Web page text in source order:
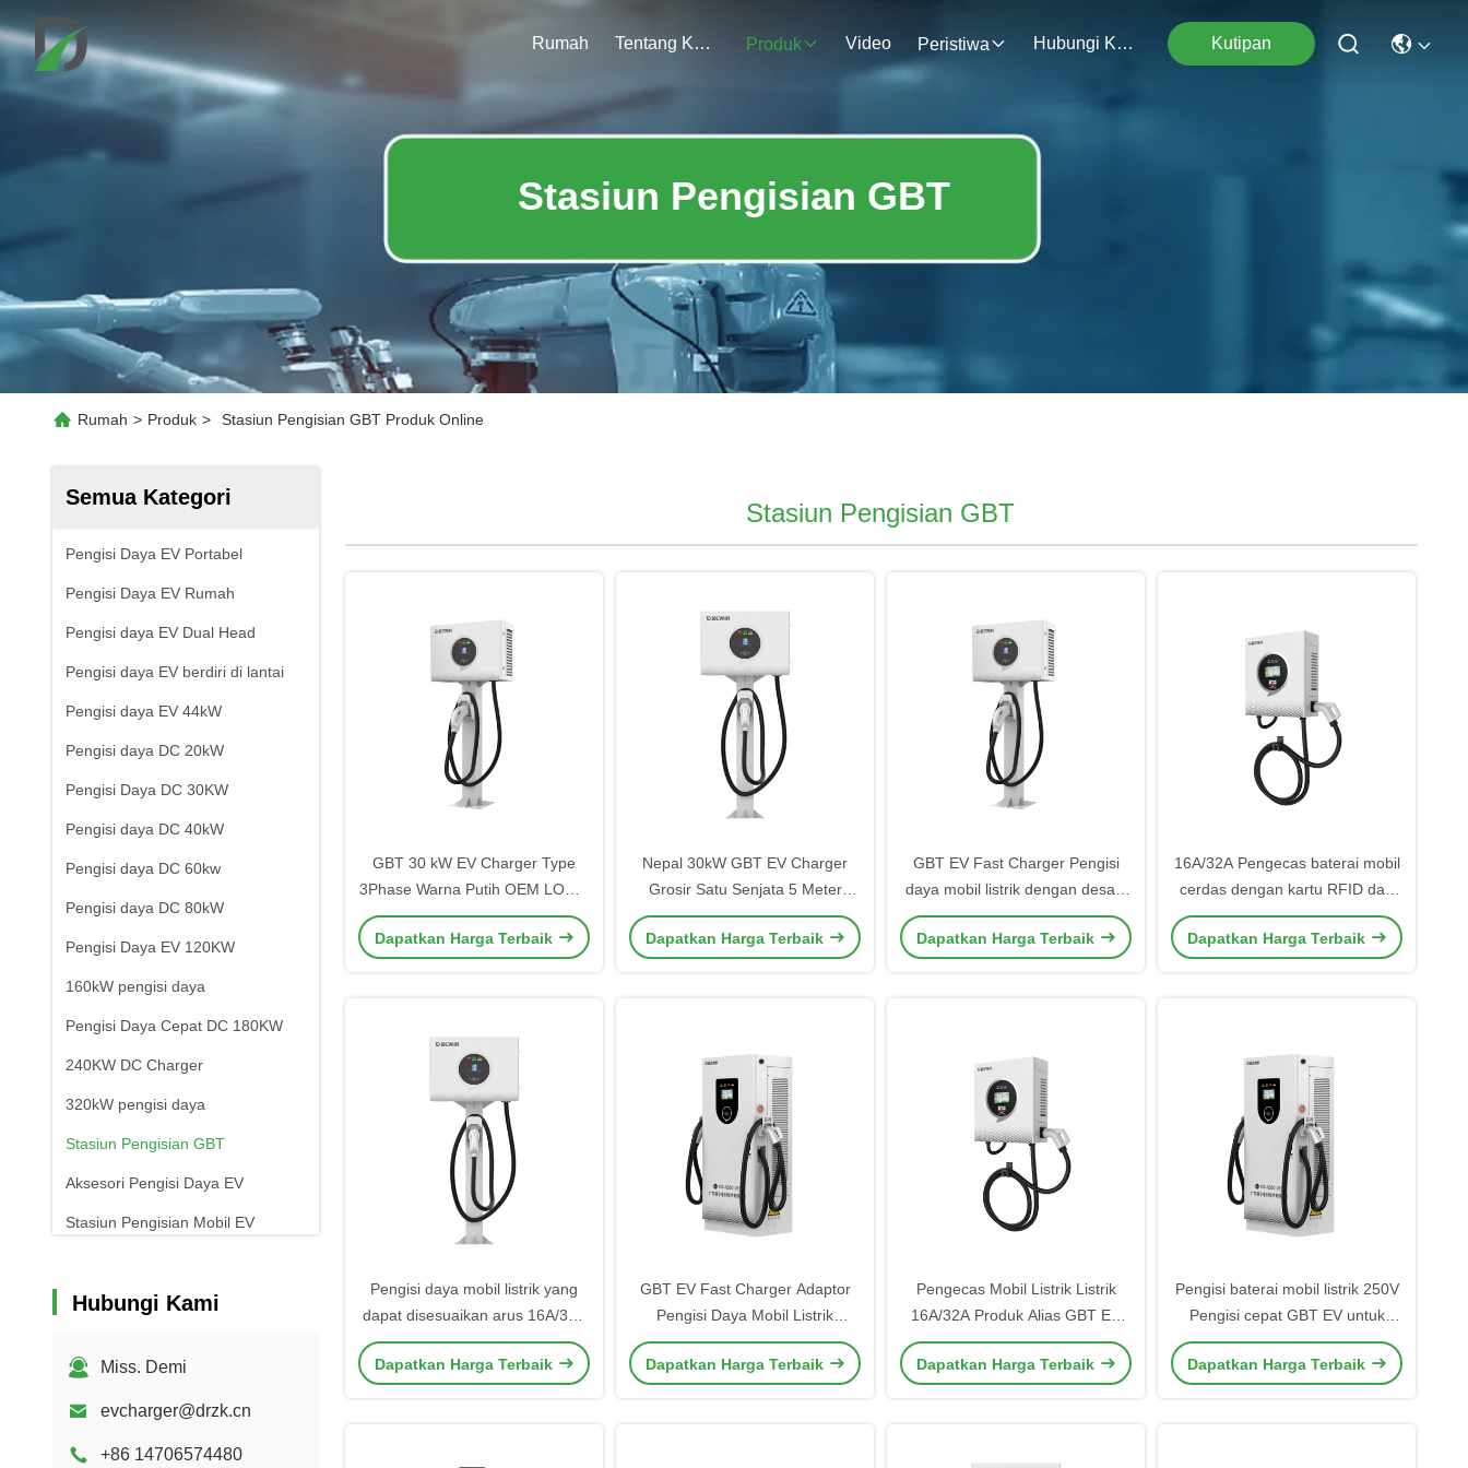
Rumah Tentang Kami Produk Video Peristiwa Hubungi Kami Kutipan
Stasiun Pengisian GBT
Rumah > Produk > Stasiun Pengisian GBT Produk Online
Semua Kategori
Pengisi Daya EV Portabel
Pengisi Daya EV Rumah
Pengisi daya EV Dual Head
Pengisi daya EV berdiri di lantai
Pengisi daya EV 44kW
Pengisi daya DC 20kW
Pengisi Daya DC 30KW
Pengisi daya DC 40kW
Pengisi daya DC 60kw
Pengisi daya DC 80kW
Pengisi Daya EV 120KW
160kW pengisi daya
Pengisi Daya Cepat DC 180KW
240KW DC Charger
320kW pengisi daya
Stasiun Pengisian GBT
Aksesori Pengisi Daya EV
Stasiun Pengisian Mobil EV
Hubungi Kami
Miss. Demi
evcharger@drzk.cn
+86 14706574480
Stasiun Pengisian GBT
GBT 30 kW EV Charger Type
3Phase Warna Putih OEM LOGO
Pengisian Baterai China
Manufacturer
Dapatkan Harga Terbaik
Nepal 30kW GBT EV Charger
Grosir Satu Senjata 5 Meter
OCPP Penggunaan Komersial
Stasiun Pengisian Kathmandu
Dapatkan Harga Terbaik
GBT EV Fast Charger Pengisi
daya mobil listrik dengan desain
yang dapat disesuaikan dan
efisiensi konversi yang tinggi
Dapatkan Harga Terbaik
16A/32A Pengecas baterai mobil
cerdas dengan kartu RFID dan
modus start
Dapatkan Harga Terbaik
Pengisi daya mobil listrik yang
dapat disesuaikan arus 16A/32A
Kelembaban operasi Hingga 95%
Tidak kondensasi
Dapatkan Harga Terbaik
GBT EV Fast Charger Adaptor
Pengisi Daya Mobil Listrik
dengan Mode Memulai Kartu
RFID dan Alias Produk
Dapatkan Harga Terbaik
Pengecas Mobil Listrik Listrik
16A/32A Produk Alias GBT EV
Pengecas Cepat Mode Memulai
APP.OCPP1.6J
Dapatkan Harga Terbaik
Pengisi baterai mobil listrik 250V
Pengisi cepat GBT EV untuk
pengisian cepat dan nyaman
Dapatkan Harga Terbaik